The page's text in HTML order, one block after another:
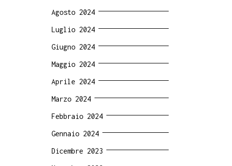
Agosto 2024
Luglio 2024
Giugno 2024
Maggio 2024
Aprile 2024
Marzo 2024
Febbraio 2024
Gennaio 2024
Dicembre 2023